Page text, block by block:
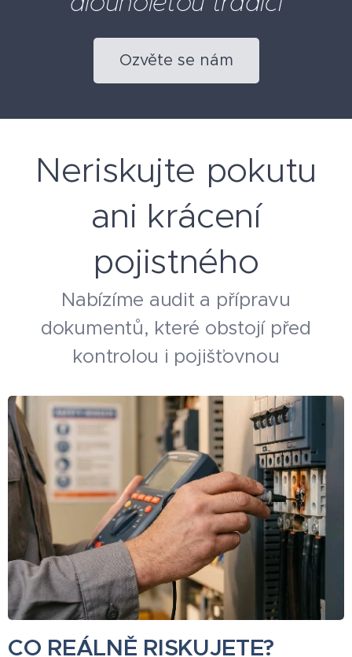
Ozvěte se nám
Neriskujte pokutu
ani krácení
pojistného
Nabízíme audit a přípravu
dokumentů, které obstojí před
kontrolou i pojišťovnou
CO REÁLNĚ RISKUJETE?